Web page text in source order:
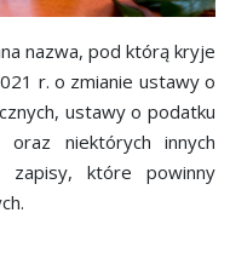
nazwa, pod którą kryje
r. o zmianie ustawy o
ustawy o podatku
niektórych innych
które powinny